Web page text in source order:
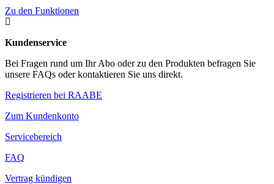
Zu den Funktionen

Kundenservice
Bei Fragen rund um Ihr Abo oder zu den Produkten befragen Sie
unsere FAQs oder kontaktieren Sie uns direkt.
Registrieren bei RAABE
Zum Kundenkonto
Servicebereich
FAQ
Vertrag kündigen